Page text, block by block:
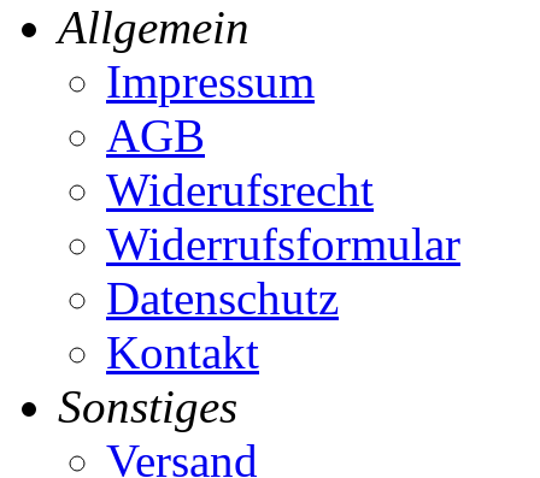
Allgemein
Impressum
AGB
Widerufsrecht
Widerrufsformular
Datenschutz
Kontakt
Sonstiges
Versand